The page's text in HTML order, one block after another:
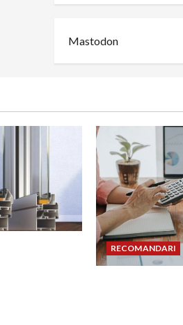
Mastodon
RECOMANDARI